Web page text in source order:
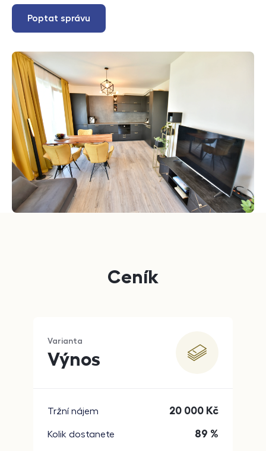
Poptat správu
Ceník
Varianta
Výnos
Tržní nájem 20 000 Kč
Kolik dostanete 89 %